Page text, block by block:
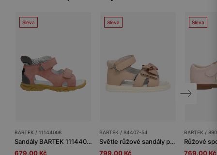
Sleva
BARTEK / 11144008
Sandály BARTEK 11144008, pro dívky, růžové
679.00 Kč
Sleva
BARTEK / 84407-54
Světle růžové sandály pro holčičky s mašličkou BARTEK 84407-54
799.00 Kč
Sleva
BARTEK /
769.00 Kč